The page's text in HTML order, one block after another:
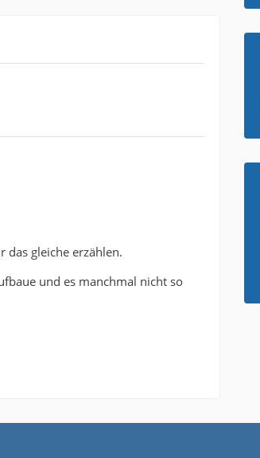
das gleiche erzählen.
und es manchmal nicht so